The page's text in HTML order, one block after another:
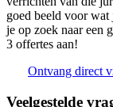
goed beeld voor
je op zoek naar een
3 offertes aan!
Ontvang direct
Veelgestelde